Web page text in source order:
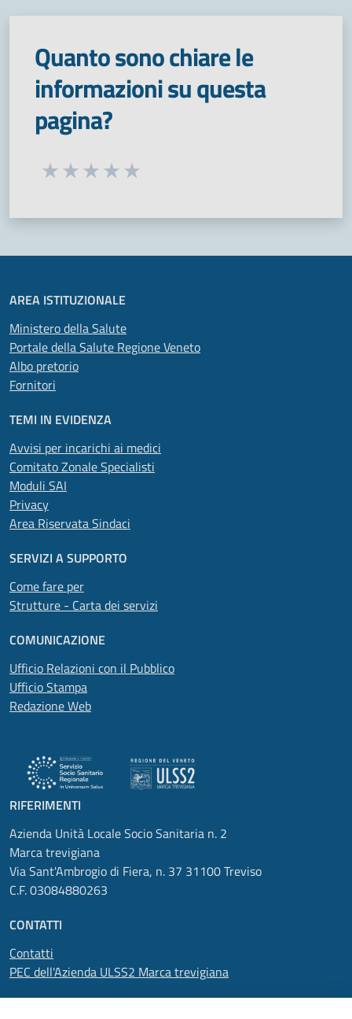
Quanto sono chiare le
informazioni su questa
pagina?
Seleziona una valutazione da 1 a 5 stelle
AREA ISTITUZIONALE
Ministero della Salute
Portale della Salute Regione Veneto
Albo pretorio
Fornitori
TEMI IN EVIDENZA
Avvisi per incarichi ai medici
Comitato Zonale Specialisti
Moduli SAI
Privacy
Area Riservata Sindaci
SERVIZI A SUPPORTO
Come fare per
Strutture - Carta dei servizi
COMUNICAZIONE
Ufficio Relazioni con il Pubblico
Ufficio Stampa
Redazione Web
RIFERIMENTI
Azienda Unità Locale Socio Sanitaria n. 2
Marca trevigiana
Via Sant'Ambrogio di Fiera, n. 37 31100 Treviso
C.F. 03084880263
CONTATTI
Contatti
PEC dell'Azienda ULSS2 Marca trevigiana